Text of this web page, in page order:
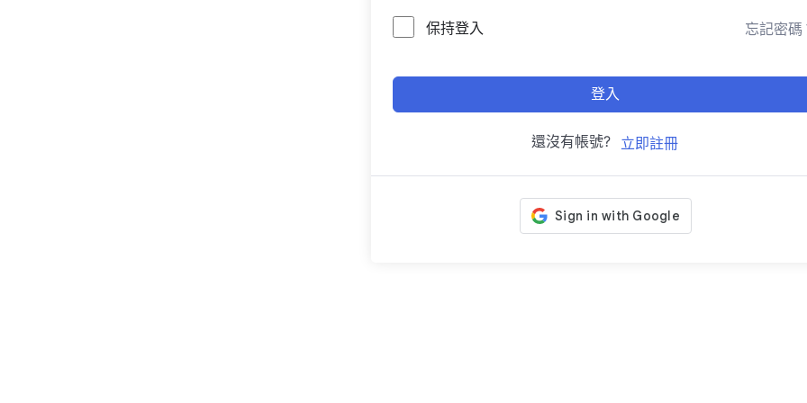
保持登入 忘記密碼
登入
還沒有帳號? 立即註冊